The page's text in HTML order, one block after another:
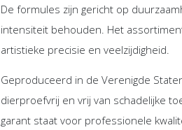
De formules zijn gericht op
intensiteit behouden. Het
artistieke precisie en veelzijdigheid.
Geproduceerd in de Verenigde
dierproefvrij en vrij van schadelijke
garant staat voor professionele